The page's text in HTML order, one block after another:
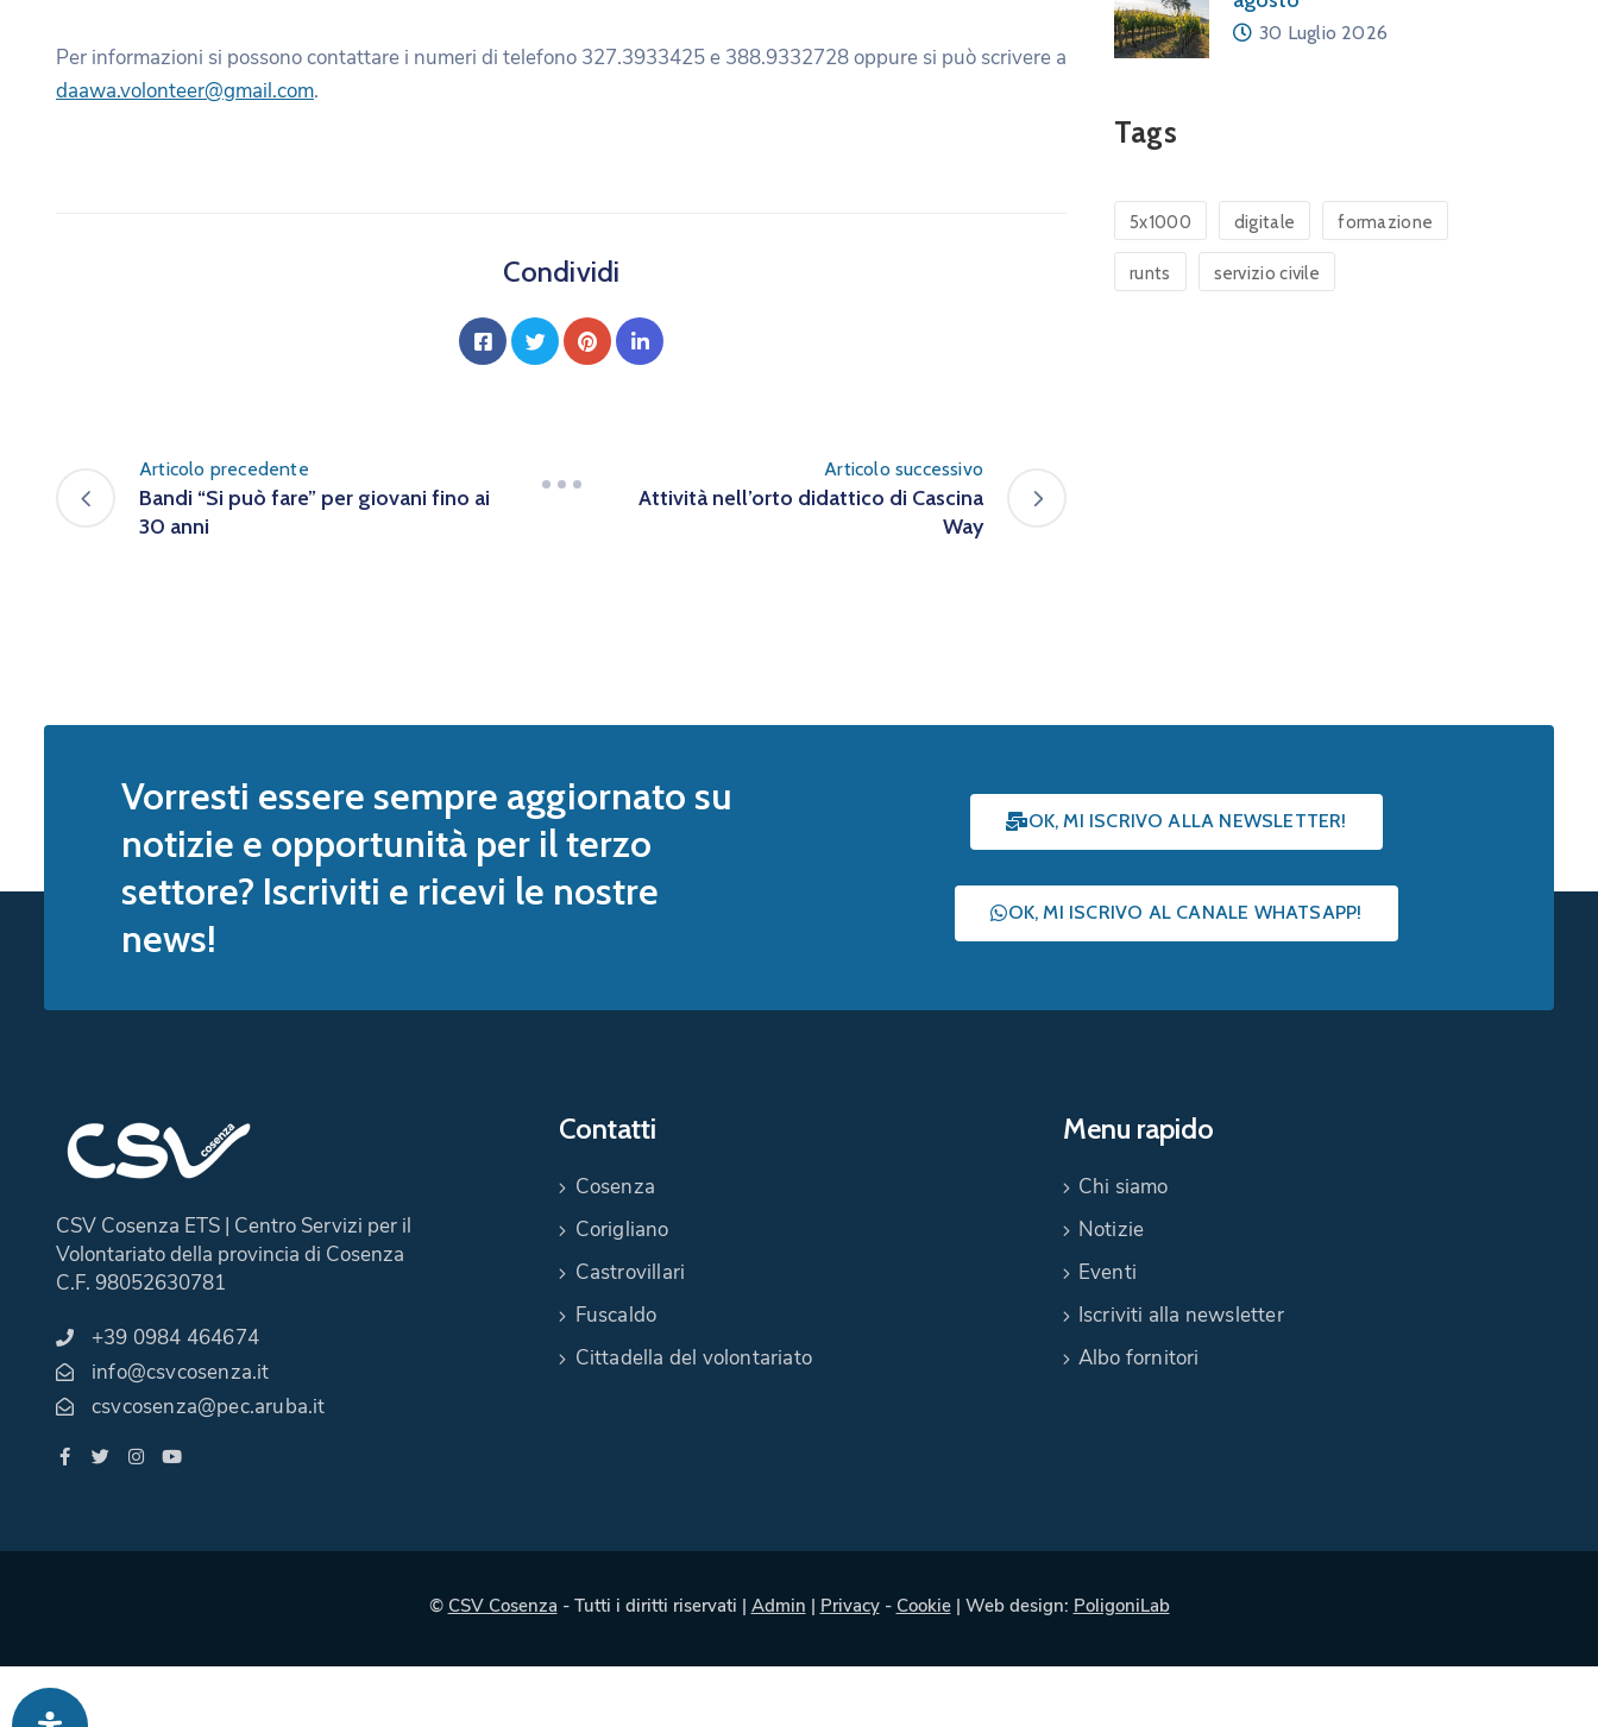
Per informazioni si possono contattare i numeri di telefono 327.3933425 e 388.9332728 oppure si può scrivere a
daawa.volonteer@gmail.com.
Condividi
Articolo precedente
Bandi “Si può fare” per giovani fino ai
30 anni
Articolo successivo
Attività nell’orto didattico di Cascina
Way
30 Luglio 2026
Tags
5x1000 digitale formazione
runts servizio civile
Vorresti essere sempre aggiornato su
notizie e opportunità per il terzo
settore? Iscriviti e ricevi le nostre
news!
OK, MI ISCRIVO ALLA NEWSLETTER!
OK, MI ISCRIVO AL CANALE WHATSAPP!
CSV Cosenza ETS | Centro Servizi per il
Volontariato della provincia di Cosenza
C.F. 98052630781
+39 0984 464674
info@csvcosenza.it
csvcosenza@pec.aruba.it
Contatti
Cosenza
Corigliano
Castrovillari
Fuscaldo
Cittadella del volontariato
Menu rapido
Chi siamo
Notizie
Eventi
Iscriviti alla newsletter
Albo fornitori
© CSV Cosenza - Tutti i diritti riservati | Admin | Privacy- Cookie| Web design: PoligoniLab